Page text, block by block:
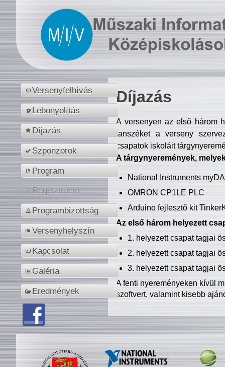
Versenyfelhívás
Lebonyolítás
Díjazás
Szponzorok
Program
Regisztráció
Programbizottság
Versenyhelyszín
Kapcsolat
Galéria
Eredmények
Díjazás
A versenyen az első három
tanszéket a verseny
csapatok iskoláit
A tárgynyeremények,
National Instruments
OMRON CP1LE PLC
Arduino fejlesztő kit
Az első három helyezett
1. helyezett csapat tagjai
2. helyezett csapat tagjai
3. helyezett csapat tagjai
A fenti nyereményeken kívül
szoftvert, valamint kisebb